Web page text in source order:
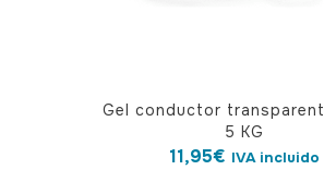
Gel conductor
5 KG
11,95€ IVA incluido